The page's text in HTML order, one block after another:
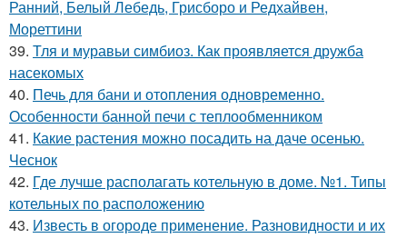
Ранний, Белый Лебедь, Грисборо и Редхайвен,
Мореттини
39. Тля и муравьи симбиоз. Как проявляется дружба
насекомых
40. Печь для бани и отопления одновременно.
Особенности банной печи с теплообменником
41. Какие растения можно посадить на даче осенью.
Чеснок
42. Где лучше располагать котельную в доме. №1. Типы
котельных по расположению
43. Известь в огороде применение. Разновидности и их